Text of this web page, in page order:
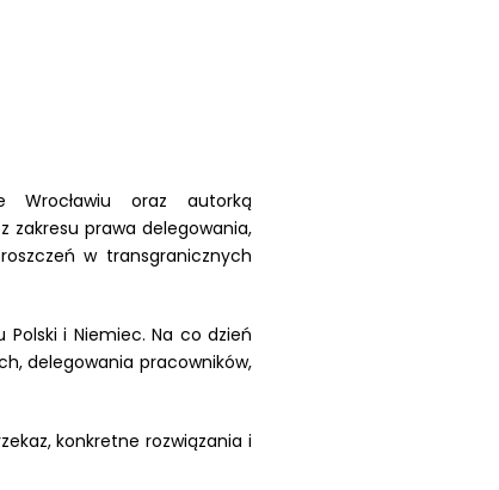
oraz autorką
zakresu prawa delegowania,
w transgranicznych
i Niemiec. Na co dzień
delegowania pracowników,
konkretne rozwiązania i